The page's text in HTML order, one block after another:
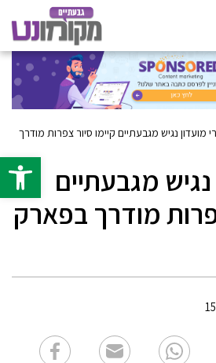
פתח
מועדון נגיש מגבעתיים קיימו סיור צפרות מודרך
מגבעתיים
מודרך בפארק